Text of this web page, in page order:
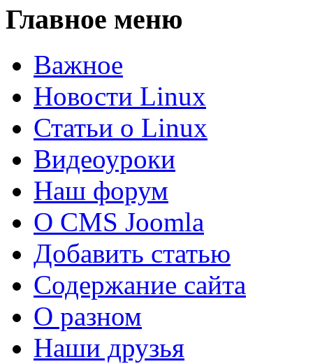
Главное меню
Важное
Новости Linux
Статьи о Linux
Видеоуроки
Наш форум
О CMS Joomla
Добавить статью
Содержание сайта
О разном
Наши друзья